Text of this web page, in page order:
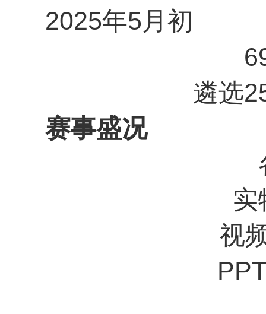
2025年5月初
遴选
赛事盛况
实
视